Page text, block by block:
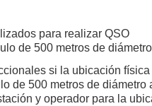
para realizar QSO
de 500 metros de
si la ubicación
de 500 metros de diámetro
y operador para la